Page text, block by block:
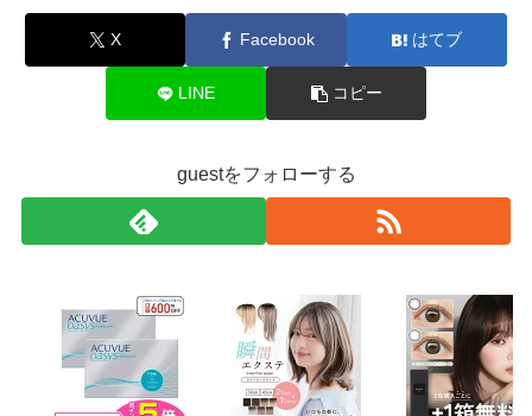
X Facebook はてブ
LINE コピー
guestをフォローする